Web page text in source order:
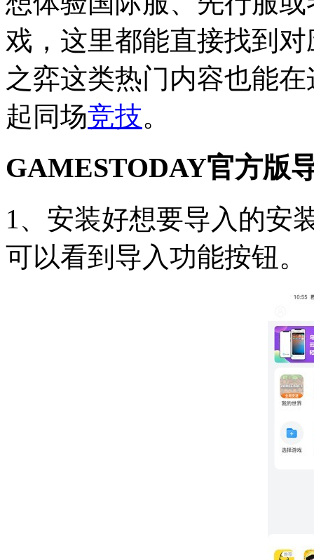
戏，这里都能直接找到
之弈这类热门内容也能
起同场竞技。
GAMESTODAY官方版
1、安装好想要导入的安
可以看到导入功能按钮。